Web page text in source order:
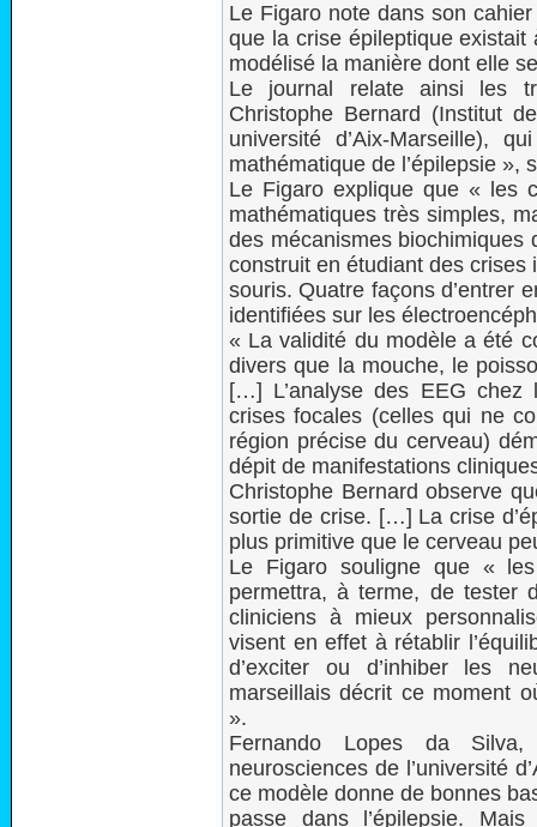
Le Figaro note dans son
que la crise épileptique existait
modélisé la manière dont elle
Le journal relate ainsi les
Christophe Bernard (Institut
université d’Aix-Marseille),
mathématique de l’épilepsie »,
Le Figaro explique que « les
mathématiques très simples,
des mécanismes
construit en étudiant des
souris. Quatre façons d’entrer
identifiées sur les
« La validité du modèle a été
divers que la mouche, le
[…] L’analyse des EEG chez
crises focales (celles qui ne
région précise du cerveau)
dépit de manifestations
Christophe Bernard observe
sortie de crise. […] La crise
plus primitive que le cerveau
Le Figaro souligne que «
permettra, à terme, de tester
cliniciens à mieux
visent en effet à rétablir
d’exciter ou d’inhiber les
marseillais décrit ce moment
».
Fernando Lopes da
neurosciences de l’université
ce modèle donne de bonnes
passe dans l’épilepsie.